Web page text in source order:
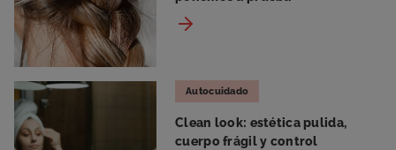
Autocuidado
Clean look: estética pulida,
cuerpo frágil y control